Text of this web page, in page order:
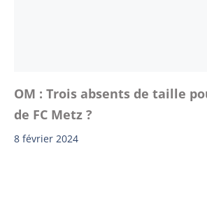
OM : Trois absents de taille
de FC Metz ?
8 février 2024